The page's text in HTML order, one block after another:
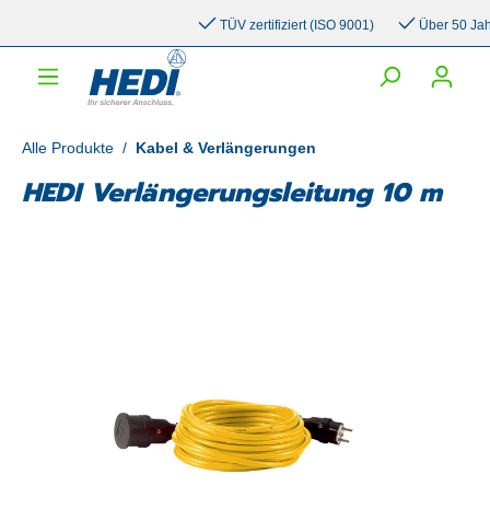
TÜV zertifiziert (ISO 9001) Über 50 Jahre
Alle Produkte / Kabel & Verlängerungen
HEDI Verlängerungsleitung 10 m